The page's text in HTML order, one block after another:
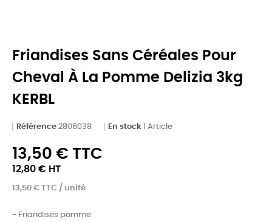
Friandises Sans Céréales Pour
Cheval À La Pomme Delizia 3kg
KERBL
Référence 2806038 En stock 1 Article
13,50 € TTC
12,80 € HT
13,50 € TTC / unité
- Friandises pomme